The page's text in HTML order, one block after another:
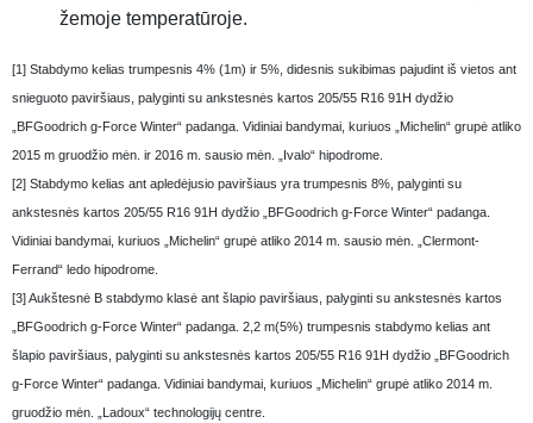
žemoje temperatūroje.
[1] Stabdymo kelias trumpesnis 4% (1m) ir 5%, didesnis sukibimas pajudint iš vietos ant
snieguoto paviršiaus, palyginti su ankstesnės kartos 205/55 R16 91H dydžio
„BFGoodrich g-Force Winter“ padanga. Vidiniai bandymai, kuriuos „Michelin“ grupė atliko
2015 m gruodžio mėn. ir 2016 m. sausio mėn. „Ivalo“ hipodrome.
[2] Stabdymo kelias ant apledėjusio paviršiaus yra trumpesnis 8%, palyginti su
ankstesnės kartos 205/55 R16 91H dydžio „BFGoodrich g-Force Winter“ padanga.
Vidiniai bandymai, kuriuos „Michelin“ grupė atliko 2014 m. sausio mėn. „Clermont-
Ferrand“ ledo hipodrome.
[3] Aukštesnė B stabdymo klasė ant šlapio paviršiaus, palyginti su ankstesnės kartos
„BFGoodrich g-Force Winter“ padanga. 2,2 m(5%) trumpesnis stabdymo kelias ant
šlapio paviršiaus, palyginti su ankstesnės kartos 205/55 R16 91H dydžio „BFGoodrich
g-Force Winter“ padanga. Vidiniai bandymai, kuriuos „Michelin“ grupė atliko 2014 m.
gruodžio mėn. „Ladoux“ technologijų centre.